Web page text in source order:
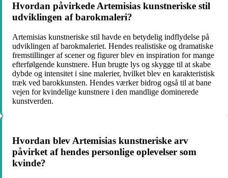
Hvordan påvirkede Artemisias kunstneriske stil
udviklingen af barokmaleri?
Artemisias kunstneriske stil havde en betydelig indflydelse på
udviklingen af barokmaleriet. Hendes realistiske og dramatiske
fremstillinger af scener og figurer blev en inspiration for mange
efterfølgende kunstnere. Hun brugte lys og skygge til at skabe
dybde og intensitet i sine malerier, hvilket blev en karakteristisk
træk ved barokkunsten. Hendes værker bidrog også til at bane
vejen for kvindelige kunstnere i den mandlige dominerede
kunstverden.
Hvordan blev Artemisias kunstneriske arv
påvirket af hendes personlige oplevelser som
kvinde?